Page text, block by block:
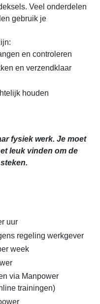
Veel onderdelen
gebruik je
en controleren
en verzendklaar
houden
fysiek werk. Je moet
leuk vinden om de
uur
regeling werkgever
week
via Manpower
trainingen)